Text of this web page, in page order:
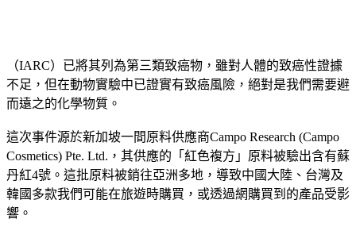
（IARC）已將其列為第三類致癌物，雖對人體的致癌性證據
不足，但在動物實驗中已證實有致癌風險，絕對是我們需要避
而遠之的化學物質。
這次事件源於新加坡一間原料供應商Campo Research (Campo
Cosmetics) Pte. Ltd.，其供應的「紅色複方」原料被驗出含有蘇
丹紅4號。這批原料被銷往亞洲多地，導致中國大陸、台灣及
韓國多款我們可能在旅遊時購買，或透過網購買到的產品受影
響。